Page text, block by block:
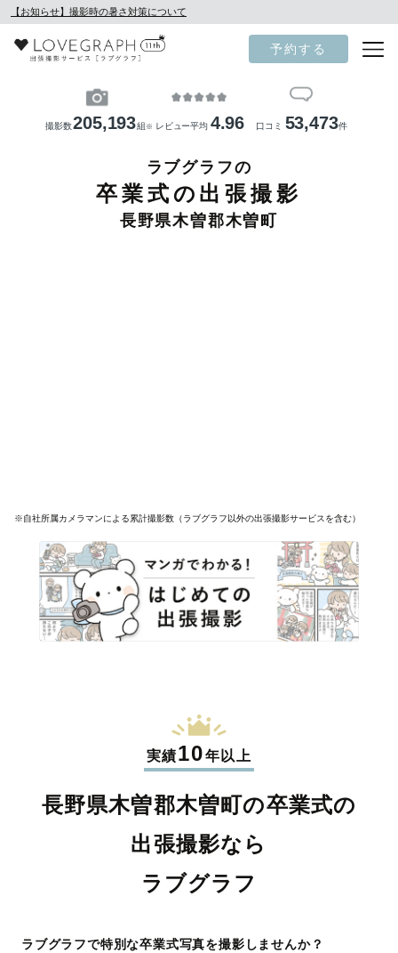
【お知らせ】撮影時の暑さ対策について
予約する
撮影数205,193組 ※ レビュー平均 4.96 口コミ 53,473件
ラブグラフの
卒業式の出張撮影
長野県木曽郡木曽町
※自社所属カメラマンによる累計撮影数（ラブグラフ以外の出張撮影サービスを含む）
実績10年以上
長野県木曽郡木曽町の卒業式の
出張撮影なら
ラブグラフ
ラブグラフで特別な卒業式写真を撮影しませんか？